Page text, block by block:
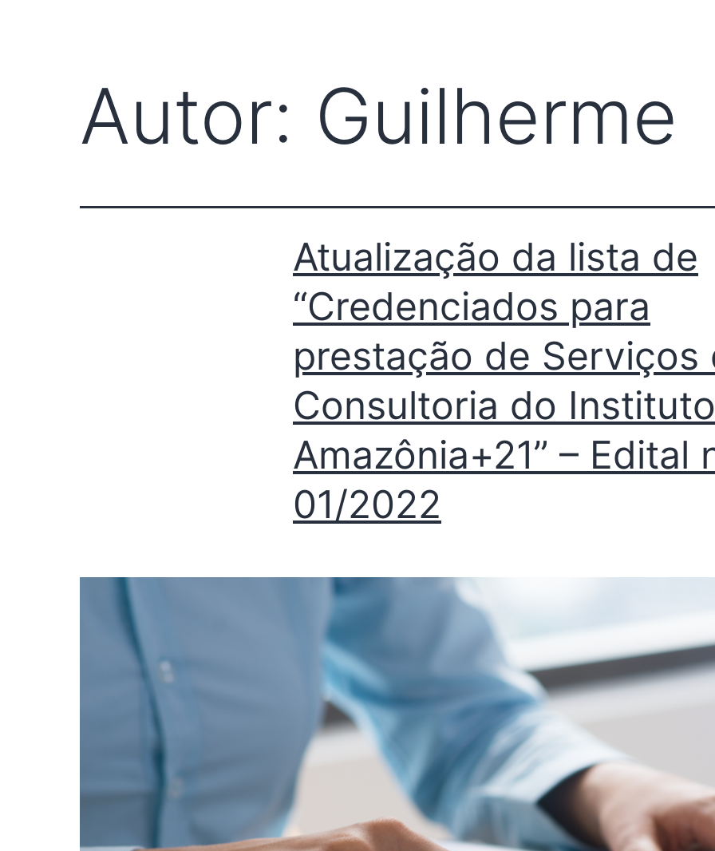
Autor: Guilherme
Atualização da lista de
“Credenciados para
prestação de Serviços
Consultoria do Instituto
Amazônia+21” – Edital
01/2022